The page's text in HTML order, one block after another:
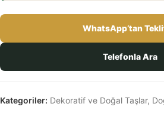
WhatsApp’tan
Telefonla Ara
Kategoriler: Dekoratif ve Doğal Taşlar,